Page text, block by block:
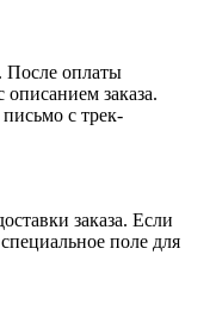
После оплаты
заказа.
с трек-
заказа. Если
поле для